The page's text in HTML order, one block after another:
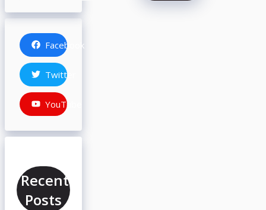
Facebook
Twitter
YouTube
Recent
Posts